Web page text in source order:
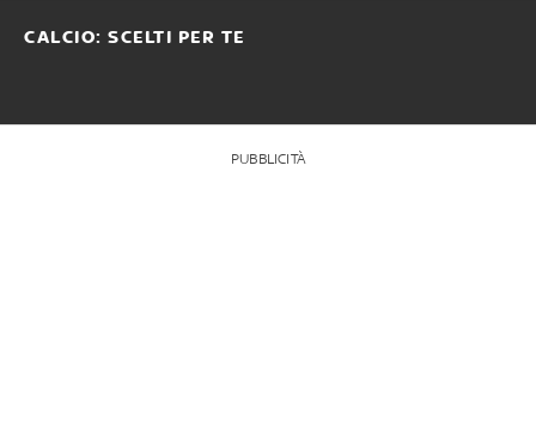
CALCIO: SCELTI PER TE
PUBBLICITÀ